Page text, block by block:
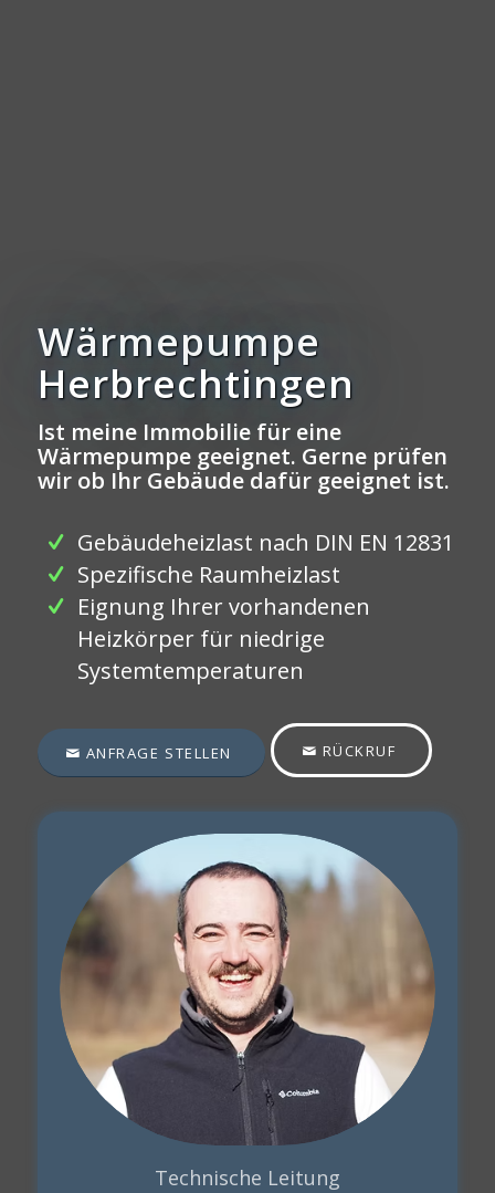
Wärmepumpe
Herbrechtingen
Ist meine Immobilie für eine
Wärmepumpe geeignet. Gerne prüfen
wir ob Ihr Gebäude dafür geeignet ist.
Gebäudeheizlast nach DIN EN 12831
Spezifische Raumheizlast
Eignung Ihrer vorhandenen
Heizkörper für niedrige
Systemtemperaturen
ANFRAGE STELLEN RÜCKRUF
Technische Leitung